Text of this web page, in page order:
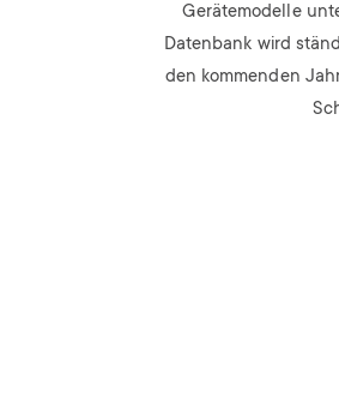
Gerätemodelle
Datenbank wird
den kommenden